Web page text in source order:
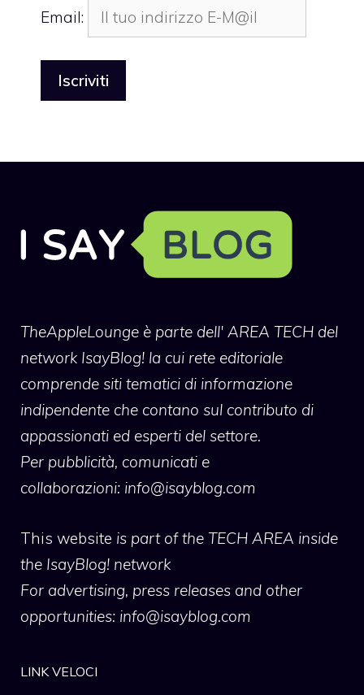
Email:
TheAppleLounge è parte dell' AREA TECH del
network IsayBlog! la cui rete editoriale
comprende siti tematici di informazione
indipendente che contano sul contributo di
appassionati ed esperti del settore.
Per pubblicità, comunicati e
collaborazioni: info@isayblog.com
This website is part of the TECH AREA inside
the IsayBlog! network
For advertising, press releases and other
opportunities: info@isayblog.com
LINK VELOCI